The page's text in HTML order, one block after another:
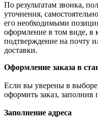
По результатам звонка,
уточнения,
его необходимыми
оформление в том виде, в
подтверждение на почту
доставки.
Оформление заказа в
Если вы уверены в
оформить заказ,
Заполнение адреса